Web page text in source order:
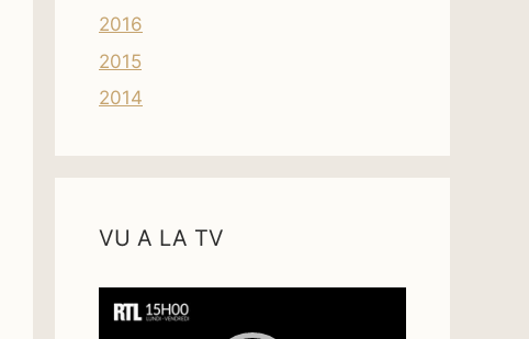
2016
2015
2014
VU A LA TV
Lecteur
vidéo